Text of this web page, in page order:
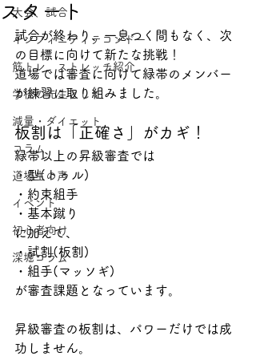
大会、試合
インフィニティテコンドー
筋トレ、ストレッチ紹介
学校の先生として
減量・ダイエット
コラム
道場生の声
イベント
初心者向け
深堀コラム
スタート
試合が終わり、一息つく間もなく、次
の目標に向けて新たな挑戦！
道場では審査に向けて緑帯のメンバー
が練習に取り組みました。
板割は「正確さ」がカギ！
緑帯以上の昇級審査では
・型(トゥル)
・約束組手
・基本蹴り
に加えて、
・試割(板割)
・組手(マッソギ)
が審査課題となっています。
昇級審査の板割は、パワーだけでは成
功しません。